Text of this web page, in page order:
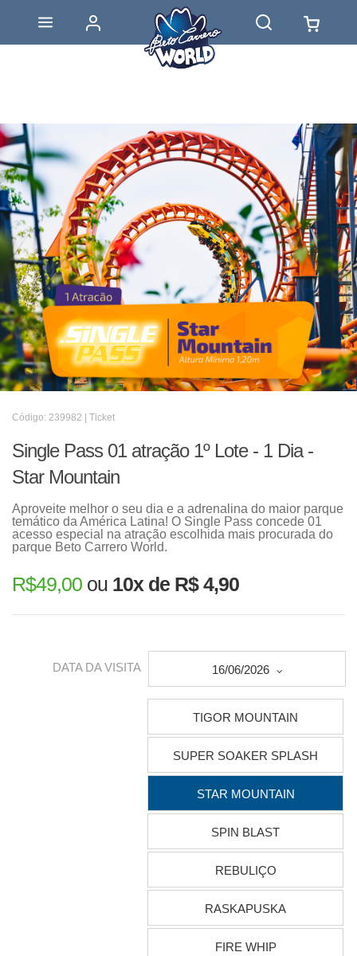
Código: 239982 | Ticket
Single Pass 01 atração 1º Lote - 1 Dia -
Star Mountain
Aproveite melhor o seu dia e a adrenalina do maior parque
temático da América Latina! O Single Pass concede 01
acesso especial na atração escolhida mais procurada do
parque Beto Carrero World.
R$49,00 ou 10x de R$ 4,90
DATA DA VISITA 16/06/2026
TIGOR MOUNTAIN
SUPER SOAKER SPLASH
STAR MOUNTAIN
SPIN BLAST
REBULIÇO
RASKAPUSKA
FIRE WHIP